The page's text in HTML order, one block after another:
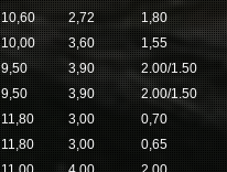
10,60 2,72 1,80
10,00 3,60 1,55
9,50 3,90 2.00/1.50
9,50 3,90 2.00/1.50
11,80 3,00 0,70
11,80 3,00 0,65